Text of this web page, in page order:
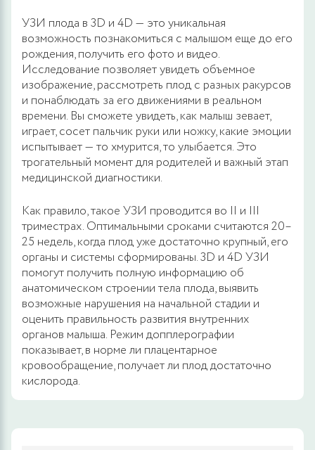
УЗИ плода в 3D и 4D — это уникальная
возможность познакомиться с малышом еще до его
рождения, получить его фото и видео.
Исследование позволяет увидеть объемное
изображение, рассмотреть плод с разных ракурсов
и понаблюдать за его движениями в реальном
времени. Вы сможете увидеть, как малыш зевает,
играет, сосет пальчик руки или ножку, какие эмоции
испытывает — то хмурится, то улыбается. Это
трогательный момент для родителей и важный этап
медицинской диагностики.
Как правило, такое УЗИ проводится во II и III
триместрах. Оптимальными сроками считаются 20–
25 недель, когда плод уже достаточно крупный, его
органы и системы сформированы. 3D и 4D УЗИ
помогут получить полную информацию об
анатомическом строении тела плода, выявить
возможные нарушения на начальной стадии и
оценить правильность развития внутренних
органов малыша. Режим допплерографии
показывает, в норме ли плацентарное
кровообращение, получает ли плод достаточно
кислорода.